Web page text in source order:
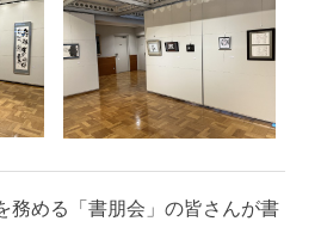
務める「書朋会」の皆さんが書